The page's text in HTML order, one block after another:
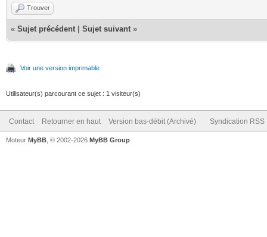
Trouver
« Sujet précédent Sujet suivant »
Voir une version imprimable
Utilisateur(s) parcourant ce sujet : 1 visiteur(s)
Contact Retourner en haut Version bas-débit (Archivé) Syndication RSS
Moteur MyBB , © 2002-2026 MyBB Group